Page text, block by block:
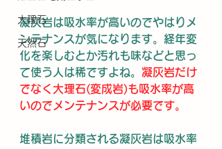
大理石
天然石
凝灰岩は吸水率が高いのでやはりメ
ンテナンスが気になります。経年変
化を楽しむとか汚れも味などと思っ
て使う人は稀ですよね。 凝灰岩だけ
でなく大理石(変成岩)も吸水率が高
いのでメンテナンスが必要です。
堆積岩に分類される凝灰岩は吸水率